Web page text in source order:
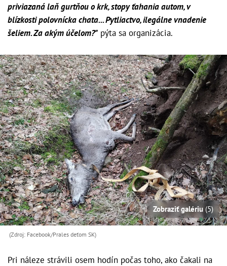
priviazaná laň gurtňou o krk, stopy ťahania autom, v
blízkosti polovnícka chata... Pytliactvo, ilegálne vnadenie
šeliem. Za akým účelom?" pýta sa organizácia.
Zobraziť galériu (5)
(Zdroj: Facebook/Prales deťom SK)
Pri náleze strávili osem hodín počas toho, ako čakali na